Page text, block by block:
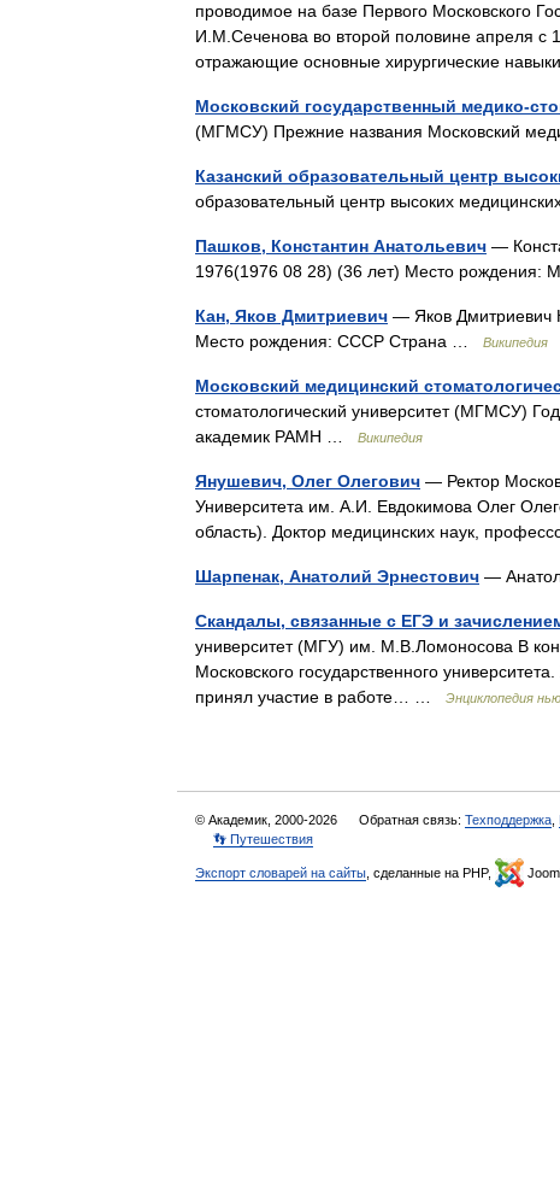
проводимое на базе Первого Московского
И.М.Сеченова во второй половине апреля с
отражающие основные хирургические
Московский государственный медико-
(МГМСУ) Прежние названия Московский
Казанский образовательный центр
образовательный центр высоких
Пашков, Константин Анатольевич —
1976(1976 08 28) (36 лет) Место
Кан, Яков Дмитриевич — Яков Дмитриевич
Место рождения: СССР Страна …
Википедия
Московский медицинский
стоматологический университет (МГМСУ)
академик РАМН …
Википедия
Янушевич, Олег Олегович — Ректор
Университета им. А.И. Евдокимова Олег
область). Доктор медицинских наук,
Шарпенак, Анатолий Эрнестович —
Скандалы, связанные с ЕГЭ и
университет (МГУ) им. М.В.Ломоносова В
Московского государственного
принял участие в работе… …
Энциклопедия
© Академик, 2000-2026 Обратная связь: Техподдержка
👣 Путешествия
Экспорт словарей на сайты , сделанные на PHP,